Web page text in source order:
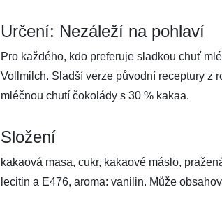
Určení: Nezáleží na pohlaví
Pro každého, kdo preferuje sladkou chuť
Vollmilch. Sladší verze původní receptury z
mléčnou chutí čokolády s 30 % kakaa.
Složení
kakaová masa, cukr, kakaové máslo,
lecitin a E476, aroma: vanilin. Může